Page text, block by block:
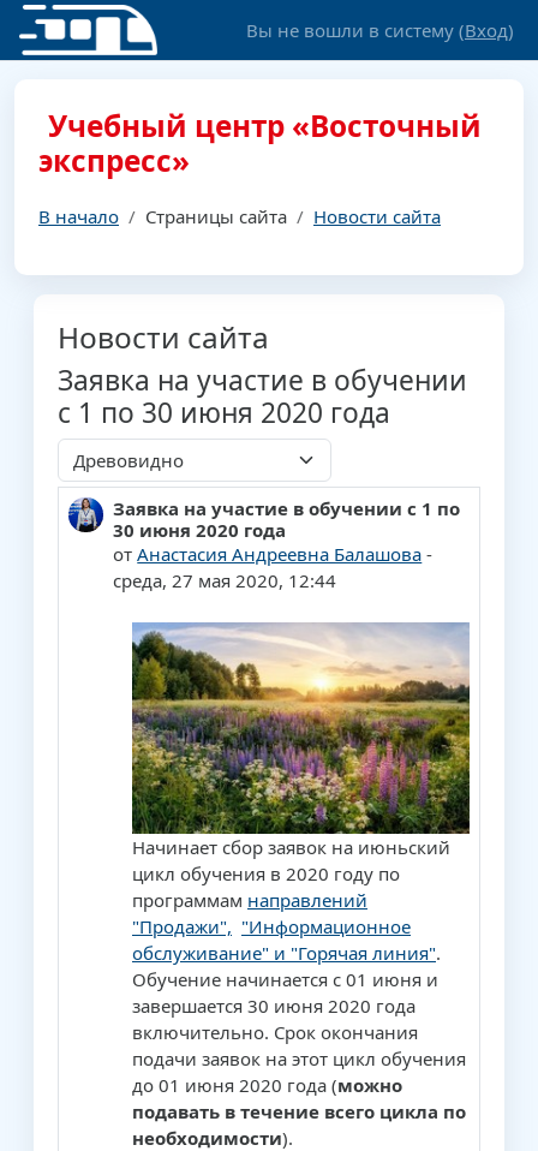
Перейти к основному содержанию
Вы не вошли в систему (Вход)
Учебный центр «Восточный
экспресс»
В начало Страницы сайта Новости сайта
Новости сайта
Заявка на участие в обучении
с 1 по 30 июня 2020 года
Режим отображения
Заявка на участие в обучении с 1 по
30 июня 2020 года
отАнастасия Андреевна Балашова -
среда, 27 мая 2020, 12:44
Количество ответов: 0
Начинает сбор заявок на июньский
цикл обучения в 2020 году по
программам направлений
"Продажи", "Информационное
обслуживание" и "Горячая линия".
Обучение начинается с 01 июня и
завершается 30 июня 2020 года
включительно. Срок окончания
подачи заявок на этот цикл обучения
до 01 июня 2020 года (можно
подавать в течение всего цикла по
необходимости).